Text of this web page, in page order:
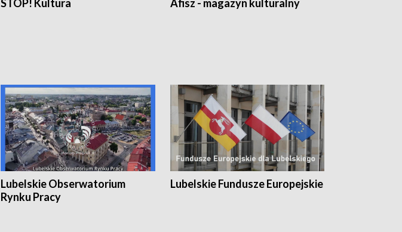
STOP! Kultura Afisz - magazyn kulturalny
Lubelskie Obserwatorium
Rynku Pracy
Lubelskie Fundusze Europejskie